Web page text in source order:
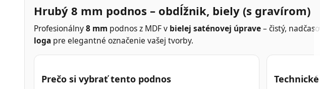
Hrubý 8 mm podnos – obdĺžnik, biely (s gravírom)
Profesionálny8 mm podnos z MDF v bielej saténovej úprave– čistý,
loga pre elegantné označenie vašej tvorby.
Prečo si vybrať tento podnos